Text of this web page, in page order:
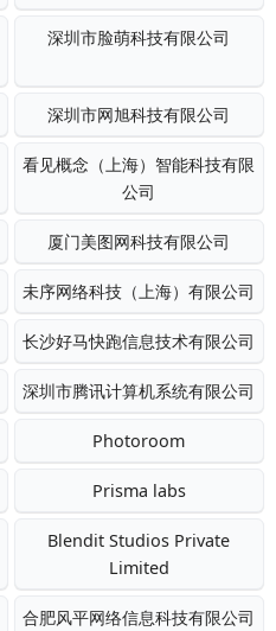
深圳市脸萌科技有限公司
深圳市网旭科技有限公司
看见概念（上海）智能科技有限
公司
厦门美图网科技有限公司
未序网络科技（上海）有限公司
长沙好马快跑信息技术有限公司
深圳市腾讯计算机系统有限公司
Photoroom
Prisma labs
Blendit Studios Private
Limited
合肥风平网络信息科技有限公司